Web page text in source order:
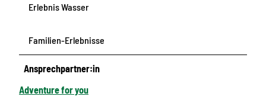
Erlebnis Wasser
Familien-Erlebnisse
Ansprechpartner:in
Adventure for you